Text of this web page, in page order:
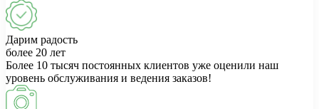
Дарим радость
более 20 лет
Более 10 тысяч постоянных клиентов уже оценили наш
уровень обслуживания и ведения заказов!